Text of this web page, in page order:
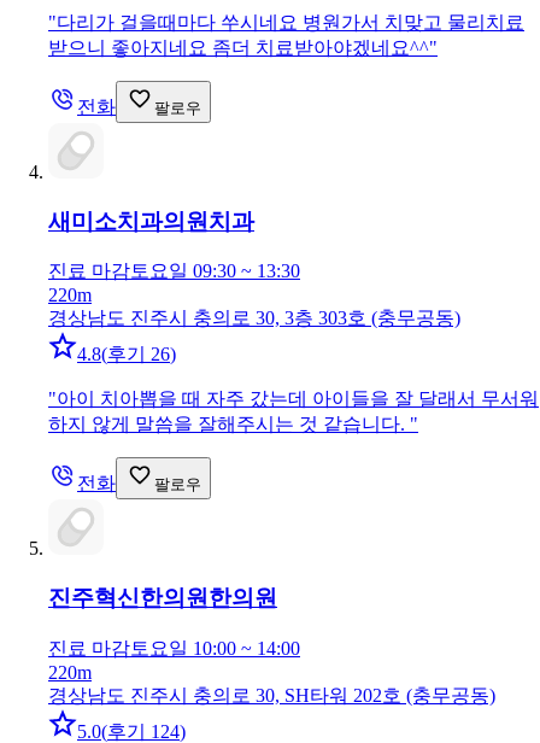
"다리가 걸을때마다 쑤시네요 병원가서 치맞고 물리치료
받으니 좋아지네요 좀더 치료받아야겠네요^^"
전화 팔로우
새미소치과의원 치과
진료 마감토요일 09:30 ~ 13:30
220m
경상남도 진주시 충의로 30, 3층 303호 (충무공동)
4.8(후기 26)
"아이 치아뽑을 때 자주 갔는데 아이들을 잘 달래서 무서워
하지 않게 말씀을 잘해주시는 것 같습니다. "
전화 팔로우
진주혁신한의원 한의원
진료 마감토요일 10:00 ~ 14:00
220m
경상남도 진주시 충의로 30, SH타워 202호 (충무공동)
5.0(후기 124)